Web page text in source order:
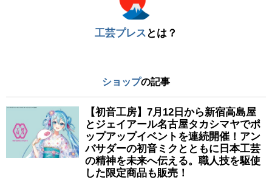
工芸プレス とは？
ショップの記事
【初音工房】7月12日から新宿高島屋
とジェイアール名古屋タカシマヤでポ
ップアップイベントを連続開催！アン
バサダーの初音ミクとともに日本工芸
の精神を未来へ伝える。職人技を駆使
した限定商品も販売！